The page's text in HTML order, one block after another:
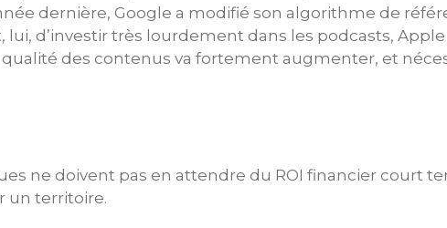
dernière, Google a modifié son algorithme de
d’investir très lourdement dans les podcasts,
des contenus va fortement augmenter, et
ne doivent pas en attendre du ROI financier court
un territoire.